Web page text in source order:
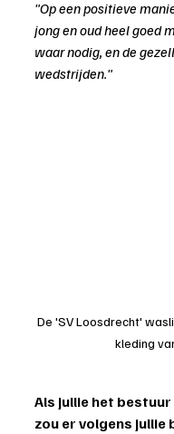
"Op een positieve
jong en oud heel goed
waar nodig, en de
wedstrijden."
De 'SV Loosdrecht'
kleding
Als jullie het
zou er volgens jullie